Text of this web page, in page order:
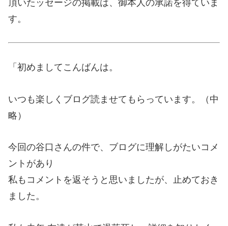
頂いたッセージの掲載は、御本人の承諾を得ていま
す。
「初めましてこんばんは。
いつも楽しくブログ読ませてもらっています。（中
略）
今回の谷口さんの件で、ブログに理解しがたいコメ
ントがあり
私もコメントを返そうと思いましたが、止めておき
ました。